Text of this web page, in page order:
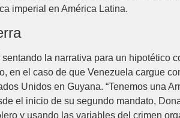
imperial en América Latina.
la narrativa para un hipotético
en el caso de que Venezuela cargue
Unidos en Guyana. “Tenemos una
el inicio de su segundo mandato,
y usando las variables del crimen